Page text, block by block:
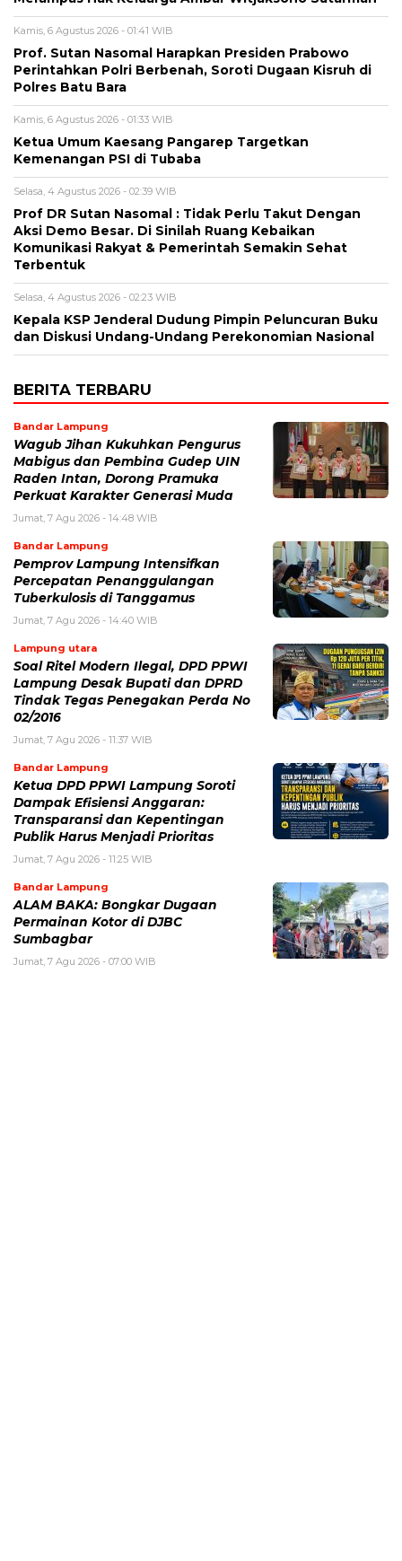
Kamis, 6 Agustus 2026 - 01:41 WIB
Prof. Sutan Nasomal Harapkan Presiden Prabowo
Perintahkan Polri Berbenah, Soroti Dugaan Kisruh di
Polres Batu Bara
Kamis, 6 Agustus 2026 - 01:33 WIB
Ketua Umum Kaesang Pangarep Targetkan
Kemenangan PSI di Tubaba
Selasa, 4 Agustus 2026 - 02:39 WIB
Prof DR Sutan Nasomal : Tidak Perlu Takut Dengan
Aksi Demo Besar. Di Sinilah Ruang Kebaikan
Komunikasi Rakyat & Pemerintah Semakin Sehat
Terbentuk
Selasa, 4 Agustus 2026 - 02:23 WIB
Kepala KSP Jenderal Dudung Pimpin Peluncuran Buku
dan Diskusi Undang-Undang Perekonomian Nasional
BERITA TERBARU
Bandar Lampung
Wagub Jihan Kukuhkan Pengurus
Mabigus dan Pembina Gudep UIN
Raden Intan, Dorong Pramuka
Perkuat Karakter Generasi Muda
Jumat, 7 Agu 2026 - 14:48 WIB
Bandar Lampung
Pemprov Lampung Intensifkan
Percepatan Penanggulangan
Tuberkulosis di Tanggamus
Jumat, 7 Agu 2026 - 14:40 WIB
Lampung utara
Soal Ritel Modern Ilegal, DPD PPWI
Lampung Desak Bupati dan DPRD
Tindak Tegas Penegakan Perda No
02/2016
Jumat, 7 Agu 2026 - 11:37 WIB
Bandar Lampung
Ketua DPD PPWI Lampung Soroti
Dampak Efisiensi Anggaran:
Transparansi dan Kepentingan
Publik Harus Menjadi Prioritas
Jumat, 7 Agu 2026 - 11:25 WIB
Bandar Lampung
ALAM BAKA: Bongkar Dugaan
Permainan Kotor di DJBC
Sumbagbar
Jumat, 7 Agu 2026 - 07:00 WIB